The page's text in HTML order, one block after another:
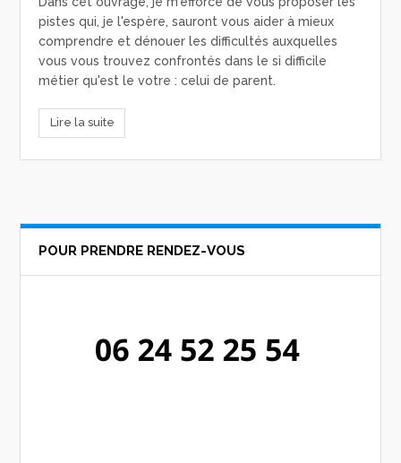
pistes qui, je l'espère, sauront vous aider à mieux
comprendre et dénouer les difficultés auxquelles
vous vous trouvez confrontés dans le si difficile
métier qu'est le votre : celui de parent.
Lire la suite
POUR PRENDRE RENDEZ-VOUS